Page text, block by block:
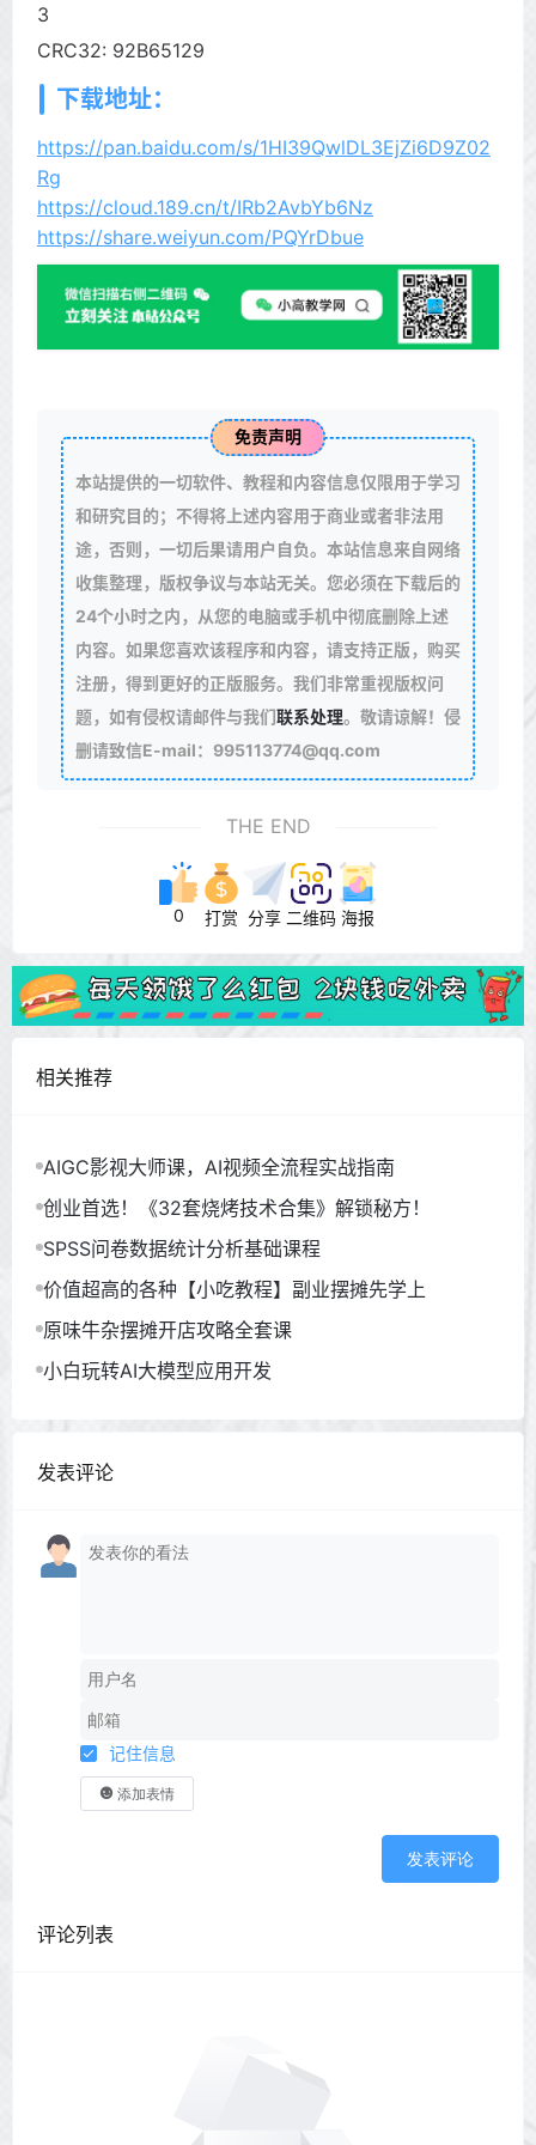
3
CRC32: 92B65129
下载地址：
https://pan.baidu.com/s/1HI39QwlDL3EjZi6D9Z02
Rg
https://cloud.189.cn/t/IRb2AvbYb6Nz
https://share.weiyun.com/PQYrDbue
免责声明
本站提供的一切软件、教程和内容信息仅限用于学习
和研究目的；不得将上述内容用于商业或者非法用
途，否则，一切后果请用户自负。本站信息来自网络
收集整理，版权争议与本站无关。您必须在下载后的
24个小时之内，从您的电脑或手机中彻底删除上述
内容。如果您喜欢该程序和内容，请支持正版，购买
注册，得到更好的正版服务。我们非常重视版权问
题，如有侵权请邮件与我们联系处理。敬请谅解！侵
删请致信E-mail：995113774@qq.com
THE END
0 打赏 分享 二维码 海报
相关推荐
AIGC影视大师课，AI视频全流程实战指南
创业首选！《32套烧烤技术合集》解锁秘方！
SPSS问卷数据统计分析基础课程
价值超高的各种【小吃教程】副业摆摊先学上
原味牛杂摆摊开店攻略全套课
小白玩转AI大模型应用开发
发表评论
记住信息
添加表情
发表评论
评论列表